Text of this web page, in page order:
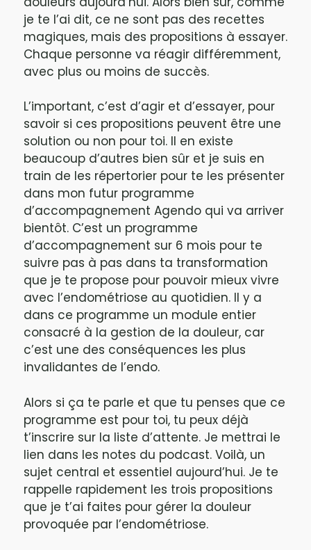
je te l’ai dit, ce ne sont pas des recettes
magiques, mais des propositions à essayer.
Chaque personne va réagir différemment,
avec plus ou moins de succès.
L’important, c’est d’agir et d’essayer, pour
savoir si ces propositions peuvent être une
solution ou non pour toi. Il en existe
beaucoup d’autres bien sûr et je suis en
train de les répertorier pour te les présenter
dans mon futur programme
d’accompagnement Agendo qui va arriver
bientôt. C’est un programme
d’accompagnement sur 6 mois pour te
suivre pas à pas dans ta transformation
que je te propose pour pouvoir mieux vivre
avec l’endométriose au quotidien. Il y a
dans ce programme un module entier
consacré à la gestion de la douleur, car
c’est une des conséquences les plus
invalidantes de l’endo.
Alors si ça te parle et que tu penses que ce
programme est pour toi, tu peux déjà
t’inscrire sur la liste d’attente. Je mettrai le
lien dans les notes du podcast. Voilà, un
sujet central et essentiel aujourd’hui. Je te
rappelle rapidement les trois propositions
que je t’ai faites pour gérer la douleur
provoquée par l’endométriose.